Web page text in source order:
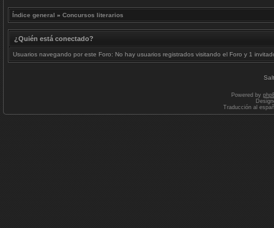
Índice general » Concursos literarios
¿Quién está conectado?
Usuarios navegando por este Foro: No hay usuarios registrados visitando el Foro y 1
Powered by
Traducción al